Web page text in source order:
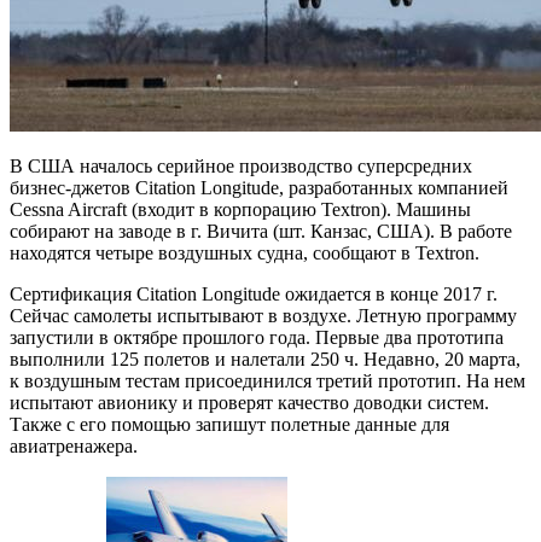
В США началось серийное производство суперсредних
бизнес-джетов Citation Longitude, разработанных компанией
Cessna Aircraft (входит в корпорацию Textron). Машины
собирают на заводе в г. Вичита (шт. Канзас, США). В работе
находятся четыре воздушных судна, сообщают в Textron.
Сертификация Citation Longitude ожидается в конце 2017 г.
Сейчас самолеты испытывают в воздухе. Летную программу
запустили в октябре прошлого года. Первые два прототипа
выполнили 125 полетов и налетали 250 ч. Недавно, 20 марта,
к воздушным тестам присоединился третий прототип. На нем
испытают авионику и проверят качество доводки систем.
Также с его помощью запишут полетные данные для
авиатренажера.